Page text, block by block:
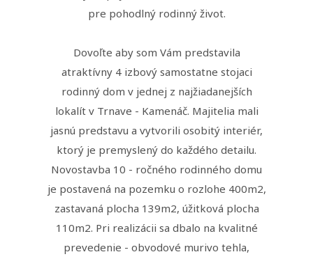
pre pohodlný rodinný život.
Dovoľte aby som Vám predstavila
atraktívny 4 izbový samostatne stojaci
rodinný dom v jednej z najžiadanejších
lokalít v Trnave - Kamenáč. Majitelia mali
jasnú predstavu a vytvorili osobitý interiér,
ktorý je premyslený do každého detailu.
Novostavba 10 - ročného rodinného domu
je postavená na pozemku o rozlohe 400m2,
zastavaná plocha 139m2, úžitková plocha
110m2. Pri realizácii sa dbalo na kvalitné
prevedenie - obvodové murivo tehla,